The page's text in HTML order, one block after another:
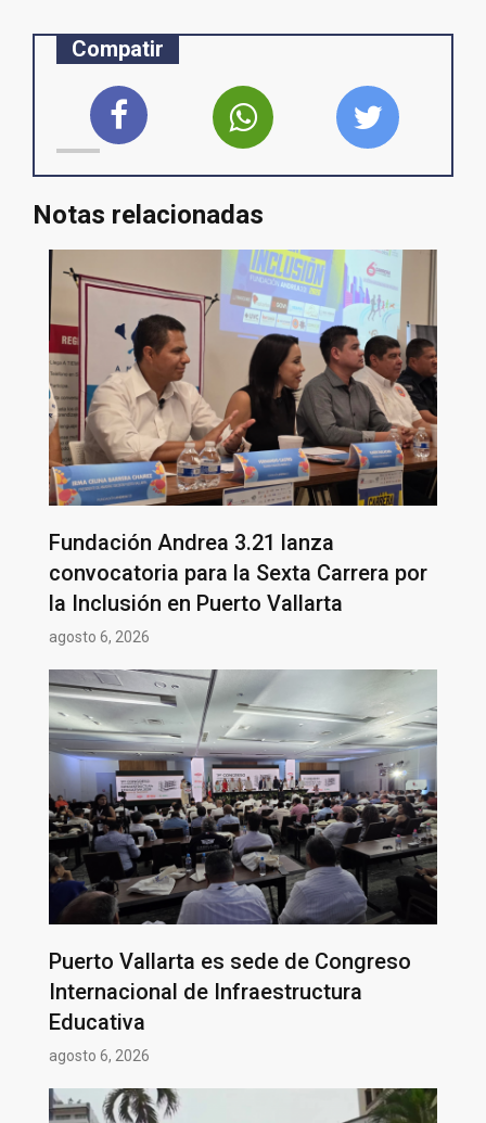
Compatir
Notas relacionadas
Fundación Andrea 3.21 lanza
convocatoria para la Sexta Carrera por
la Inclusión en Puerto Vallarta
agosto 6, 2026
Puerto Vallarta es sede de Congreso
Internacional de Infraestructura
Educativa
agosto 6, 2026